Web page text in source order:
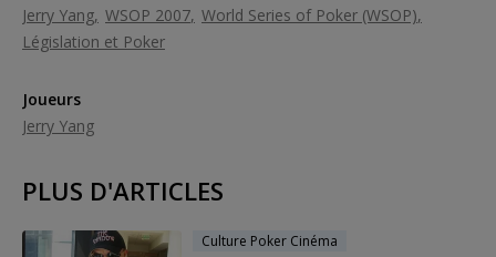
Jerry Yang WSOP 2007 World Series of Poker (WSOP)
Législation et Poker
Joueurs
Jerry Yang
PLUS D'ARTICLES
Culture Poker Cinéma